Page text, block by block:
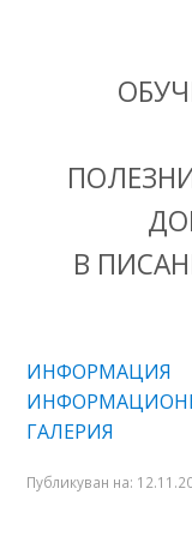
В
ИНФОРМАЦИЯ
ГАЛЕРИЯ
Публикуван на: